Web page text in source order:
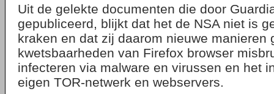
Uit de gelekte documenten die door
gepubliceerd, blijkt dat het de NSA niet is
kraken en dat zij daarom nieuwe manieren
kwetsbaarheden van Firefox browser
infecteren via malware en virussen en het
eigen TOR-netwerk en webservers.